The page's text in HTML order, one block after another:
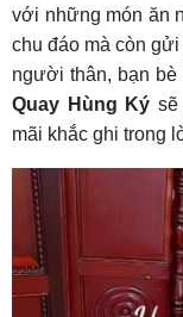
với những món ăn
chu đáo mà còn
người thân, bạn
Quay Hùng Ký sẽ
mãi khắc ghi trong